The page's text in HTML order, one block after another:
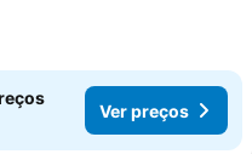
Ver preços